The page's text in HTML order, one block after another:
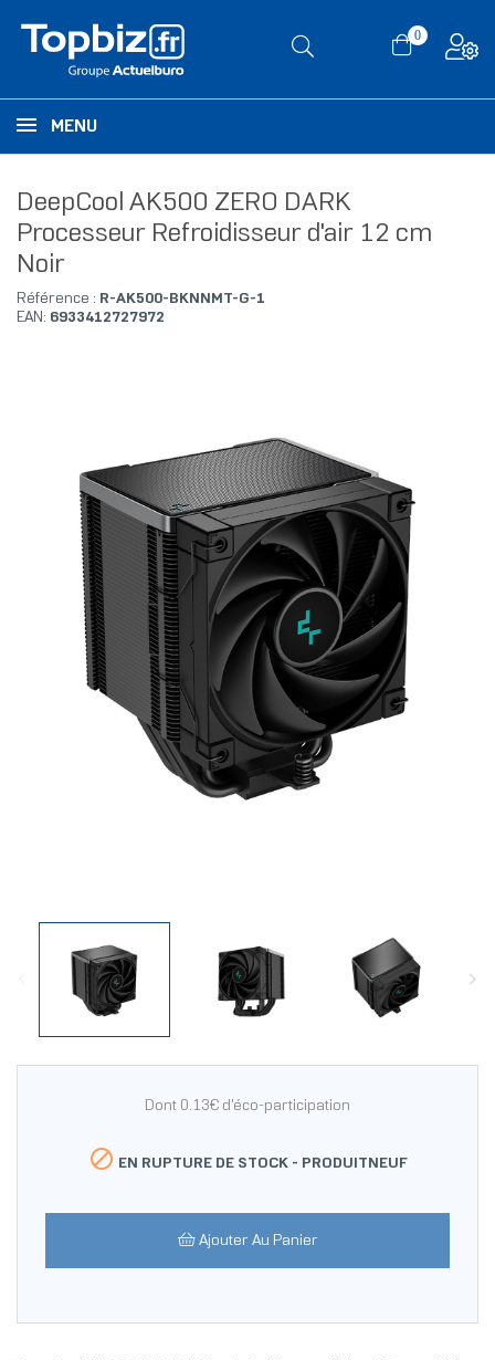
0
MENU
DeepCool AK500 ZERO DARK
Processeur Refroidisseur d'air 12 cm
Noir
Référence : R-AK500-BKNNMT-G-1
EAN: 6933412727972
Dont 0.13€ d'éco-participation
 EN RUPTURE DE STOCK - PRODUITNEUF
Ajouter Au Panier